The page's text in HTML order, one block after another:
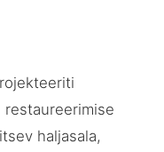
haljasala,